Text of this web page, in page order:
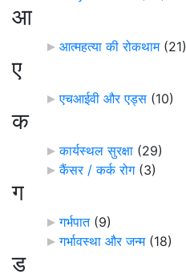
आ
आत्महत्या की रोकथाम‎ (21)
ए
एचआईवी और एड्स (10)
क
कार्यस्थल सुरक्षा (29)
कैंसर / कर्क रोग‎ (3)
ग
गर्भपात‎ (9)
गर्भावस्था और जन्म‎ (18)
ड